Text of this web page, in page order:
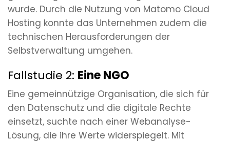
wurde. Durch die Nutzung von Matomo Cloud
Hosting konnte das Unternehmen zudem die
technischen Herausforderungen der
Selbstverwaltung umgehen.
Fallstudie 2: Eine NGO
Eine gemeinnützige Organisation, die sich für
den Datenschutz und die digitale Rechte
einsetzt, suchte nach einer Webanalyse-
Lösung, die ihre Werte widerspiegelt. Mit